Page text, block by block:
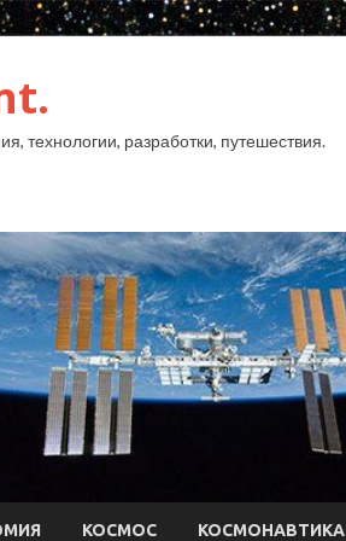
технологии, разработки, путешествия.
КОСМОС КОСМОНАВТИКА